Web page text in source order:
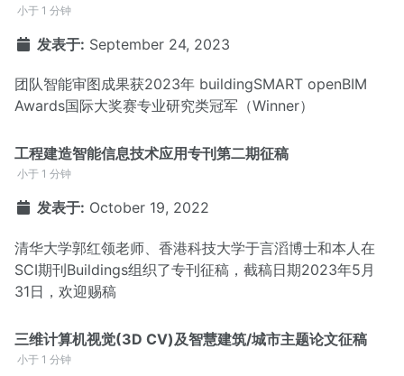
小于 1 分钟
发表于: September 24, 2023
团队智能审图成果获2023年 buildingSMART openBIM
Awards国际大奖赛专业研究类冠军（Winner）
工程建造智能信息技术应用专刊第二期征稿
小于 1 分钟
发表于: October 19, 2022
清华大学郭红领老师、香港科技大学于言滔博士和本人在
SCI期刊Buildings组织了专刊征稿，截稿日期2023年5月
31日，欢迎赐稿
三维计算机视觉(3D CV)及智慧建筑/城市主题论文征稿
小于 1 分钟